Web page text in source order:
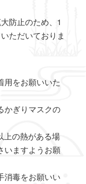
防止のため、1
ただいておりま
用をお願いいた
かぎりマスクの
上の熱がある場
いますようお願
消毒をお願いい